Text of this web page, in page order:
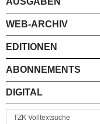
WEB-ARCHIV
EDITIONEN
ABONNEMENTS
DIGITAL